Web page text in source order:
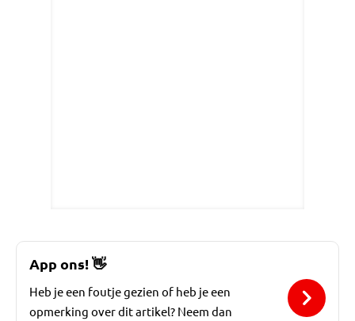
App ons!👋
Heb je een foutje gezien of heb je een
opmerking over dit artikel? Neem dan